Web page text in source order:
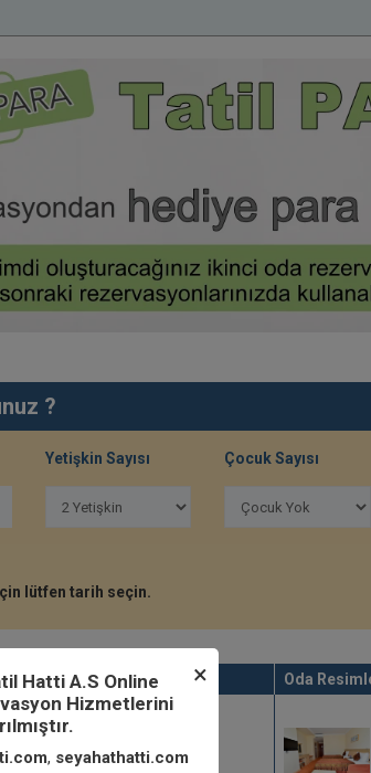
?
Yetişkin Sayısı Çocuk Sayısı
lütfen tarih seçin.
Azami Oda
Adet)
×
Hatti A.S Online
Hizmetlerini
, seyahathatti.com